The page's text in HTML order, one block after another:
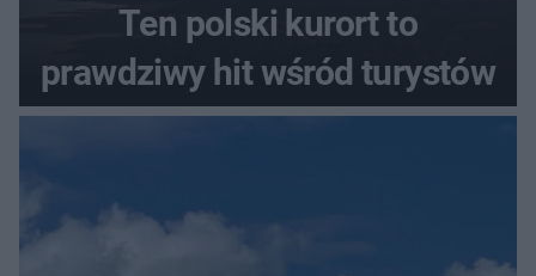
Ten polski kurort to
prawdziwy hit wśród turystów